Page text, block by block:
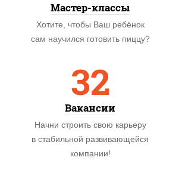
Мастер-классы
Хотите, чтобы Ваш ребёнок
сам научился готовить пиццу?
32
Вакансии
Начни строить свою карьеру
в стабильной развивающейся
компании!